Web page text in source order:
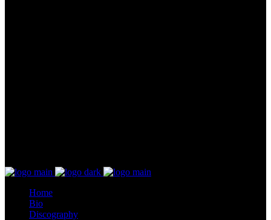
Home
Bio
Discography